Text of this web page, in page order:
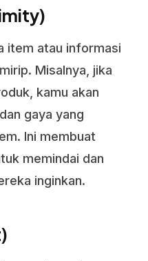
item atau informasi
Misalnya, jika
kamu akan
gaya yang
Ini membuat
memindai dan
inginkan.